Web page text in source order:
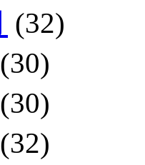
(32)
(30)
(30)
(32)